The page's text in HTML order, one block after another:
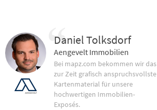
Daniel Tolksdorf
Aengevelt Immobilien
Bei mapz.com bekommen wir das
zur Zeit grafisch anspruchsvollste
Kartenmaterial für unsere
hochwertigen Immobilien-
Exposés.